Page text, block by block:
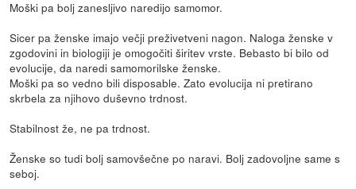
Moški pa bolj zanesljivo naredijo samomor.
Sicer pa ženske imajo večji preživetveni nagon. Naloga ženske v
zgodovini in biologiji je omogočiti širitev vrste. Bebasto bi bilo od
evolucije, da naredi samomorilske ženske.
Moški pa so vedno bili disposable. Zato evolucija ni pretirano
skrbela za njihovo duševno trdnost.
Stabilnost že, ne pa trdnost.
Ženske so tudi bolj samovšečne po naravi. Bolj zadovoljne same s
seboj.